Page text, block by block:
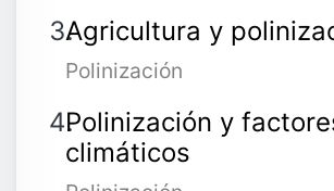
Agricultura y
Polinización
Polinización y
climáticos